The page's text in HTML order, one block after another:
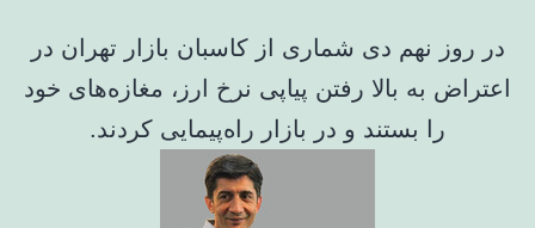
در روز نهم دی شماری از کاسبان بازار تهران در
اعتراض به بالا رفتن پیاپی نرخ ارز، مغازه‌های خود
را بستند و در بازار راه‌پیمایی کردند.